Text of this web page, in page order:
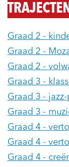
TRAJECTEN
Graad 2 -
Graad 2 -
Graad 2 -
Graad 3 -
Graad 3 -
Graad 3 -
Graad 4 -
Graad 4 -
Graad 4 -